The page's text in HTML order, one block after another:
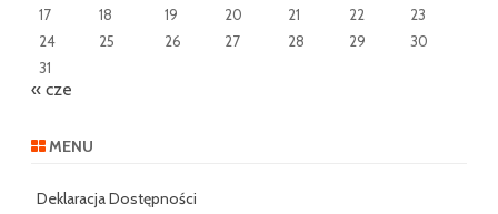
17
18 19 20 21 22
23
24
25 26 27 28 29
30
31
« cze
MENU
Deklaracja Dostępności